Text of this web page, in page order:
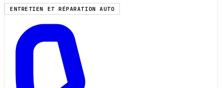
ENTRETIEN ET RÉPARATION AUTO